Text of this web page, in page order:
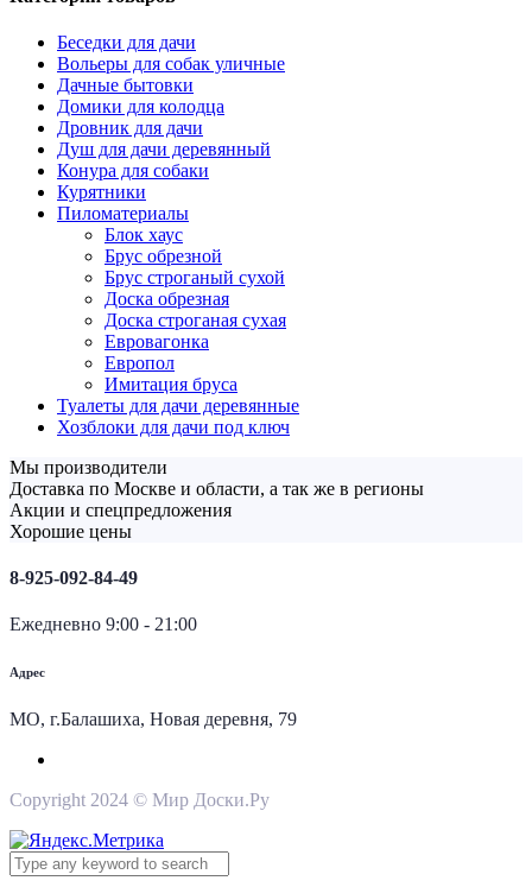
Беседки для дачи
Вольеры для собак уличные
Дачные бытовки
Домики для колодца
Дровник для дачи
Душ для дачи деревянный
Конура для собаки
Курятники
Пиломатериалы
Блок хаус
Брус обрезной
Брус строганый сухой
Доска обрезная
Доска строганая сухая
Евровагонка
Европол
Имитация бруса
Туалеты для дачи деревянные
Хозблоки для дачи под ключ
Мы производители
Доставка по Москве и области, а так же в регионы
Акции и спецпредложения
Хорошие цены
8-925-092-84-49
Ежедневно 9:00 - 21:00
Адрес
МО, г.Балашиха, Новая деревня, 79
Copyright 2024 © Мир Доски.Ру